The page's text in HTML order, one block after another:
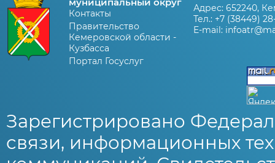
Контакты
Правительство
Кемеровской области -
Кузбасса
Портал Госуслуг
Адрес: 652240,
Тел.: +7 (38449)
E-mail:
Зарегистрировано
связи, информационных